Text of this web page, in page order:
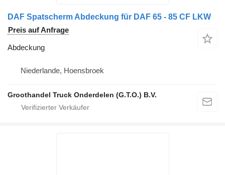
DAF Spatscherm Abdeckung für DAF 65 - 85 CF LKW
Preis auf Anfrage
Abdeckung
Niederlande, Hoensbroek
Groothandel Truck Onderdelen (G.T.O.) B.V.